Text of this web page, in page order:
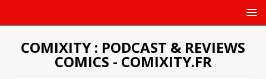
COMIXITY : PODCAST & REVIEWS
COMICS - COMIXITY.FR